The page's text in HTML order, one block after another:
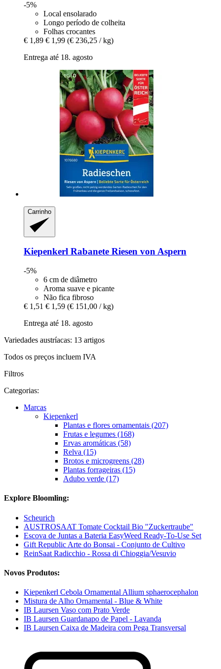
-5%
Local ensolarado
Longo período de colheita
Folhas crocantes
€ 1,89 € 1,99 (€ 236,25 / kg)
Entrega até 18. agosto
Carrinho
Kiepenkerl Rabanete Riesen von Aspern
-5%
6 cm de diâmetro
Aroma suave e picante
Não fica fibroso
€ 1,51 € 1,59 (€ 151,00 / kg)
Entrega até 18. agosto
Variedades austríacas: 13 artigos
Todos os preços incluem IVA
Filtros
Categorias:
Marcas
Kiepenkerl
Plantas e flores ornamentais (207)
Frutas e legumes (168)
Ervas aromáticas (58)
Relva (15)
Brotos e microgreens (28)
Plantas forrageiras (15)
Adubo verde (17)
Explore Bloomling:
Scheurich
AUSTROSAAT Tomate Cocktail Bio "Zuckertraube"
Escova de Juntas a Bateria EasyWeed Ready-To-Use Set
Gift Republic Arte do Bonsai - Conjunto de Cultivo
ReinSaat Radicchio - Rossa di Chioggia/Vesuvio
Novos Produtos:
Kiepenkerl Cebola Ornamental Allium sphaerocephalon
Mistura de Alho Ornamental - Blue & White
IB Laursen Vaso com Prato Verde
IB Laursen Guardanapo de Papel - Lavanda
IB Laursen Caixa de Madeira com Pega Transversal